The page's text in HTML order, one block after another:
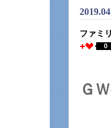
ファミ
0
Ｇ